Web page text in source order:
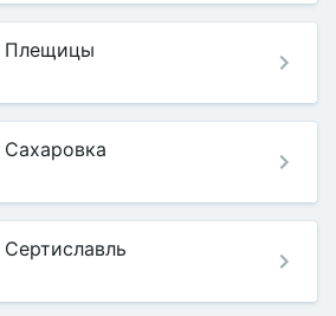
Плещицы
Сахаровка
Сертиславль